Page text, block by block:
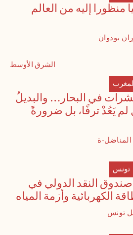
منظورا إليه من العالم
بودوان
الشرق الأوسط
في البحار… والبديلُ
يَعُدْ ترفًا، بل ضرورةً
المناضل-ة
تونس
النقد الدولي في
الكهربائية وأزمة المياه
تونس